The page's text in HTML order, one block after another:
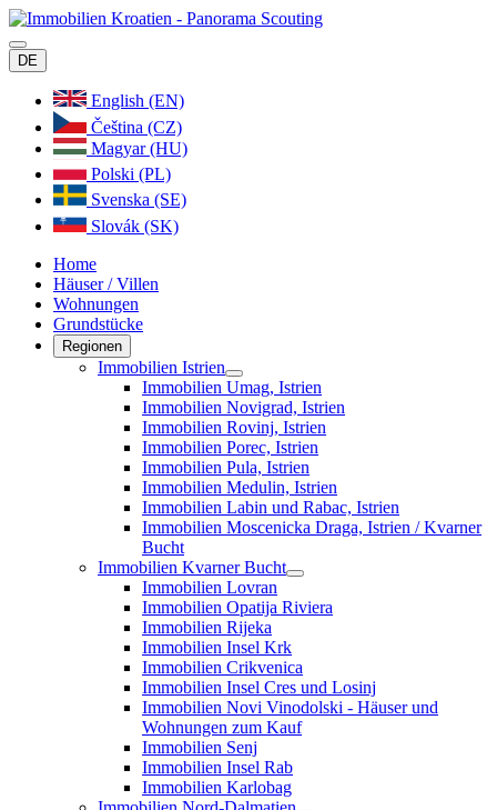
DE
English (EN)
Čeština (CZ)
Magyar (HU)
Polski (PL)
Svenska (SE)
Slovák (SK)
Home
Häuser / Villen
Wohnungen
Grundstücke
Regionen
Immobilien Istrien
Immobilien Umag, Istrien
Immobilien Novigrad, Istrien
Immobilien Rovinj, Istrien
Immobilien Porec, Istrien
Immobilien Pula, Istrien
Immobilien Medulin, Istrien
Immobilien Labin und Rabac, Istrien
Immobilien Moscenicka Draga, Istrien / Kvarner
Bucht
Immobilien Kvarner Bucht
Immobilien Lovran
Immobilien Opatija Riviera
Immobilien Rijeka
Immobilien Insel Krk
Immobilien Crikvenica
Immobilien Insel Cres und Losinj
Immobilien Novi Vinodolski - Häuser und
Wohnungen zum Kauf
Immobilien Senj
Immobilien Insel Rab
Immobilien Karlobag